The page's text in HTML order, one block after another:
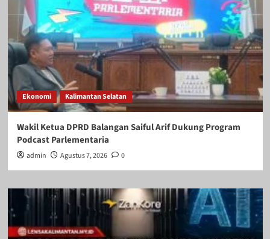
Ekonomi Kalimantan Selatan
Wakil Ketua DPRD Balangan Saiful Arif Dukung Program
Podcast Parlementaria
admin Agustus 7, 2026 0